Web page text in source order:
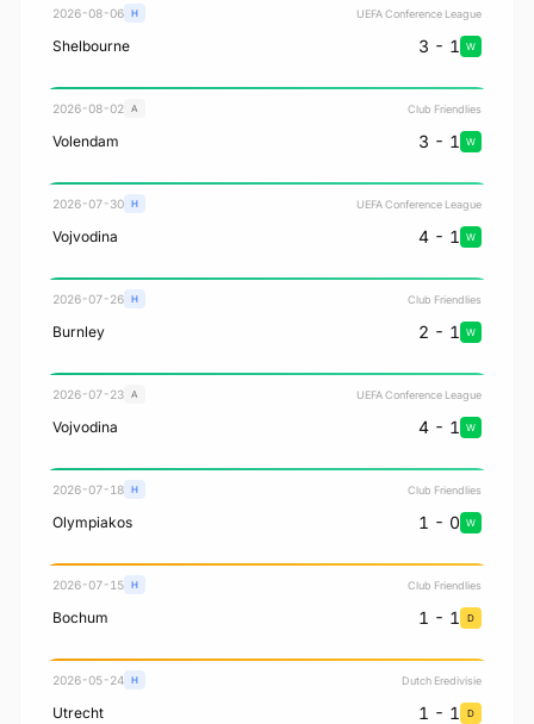
2026-08-06 H UEFA Conference League
Shelbourne 3 - 1 W
2026-08-02 A Club Friendlies
Volendam 3 - 1 W
2026-07-30 H UEFA Conference League
Vojvodina 4 - 1 W
2026-07-26 H Club Friendlies
Burnley 2 - 1 W
2026-07-23 A UEFA Conference League
Vojvodina 4 - 1 W
2026-07-18 H Club Friendlies
Olympiakos 1 - 0 W
2026-07-15 H Club Friendlies
Bochum 1 - 1 D
2026-05-24 H Dutch Eredivisie
Utrecht 1 - 1 D